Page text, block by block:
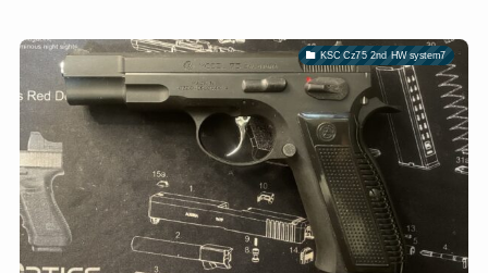
KSC Cz75 2nd HW system7